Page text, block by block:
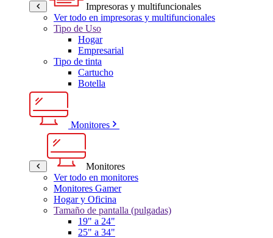
Impresoras y multifuncionales
Ver todo en impresoras y multifuncionales
Tipo de Uso
Hogar
Empresarial
Tipo de tinta
Cartucho
Botella
Monitores
Monitores
Ver todo en monitores
Monitores Gamer
Hogar y Oficina
Tamaño de pantalla (pulgadas)
19" a 24"
25" a 34"